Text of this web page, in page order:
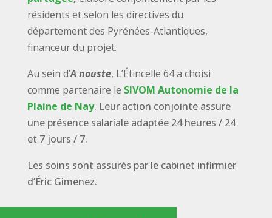
résidents et selon les directives du
département des Pyrénées-Atlantiques,
financeur du projet.
Au sein d’A nouste, L’Étincelle 64 a choisi
comme partenaire le SIVOM Autonomie de la
Plaine de Nay. Leur action conjointe assure
une présence salariale adaptée 24 heures / 24
et 7 jours / 7.
Les soins sont assurés par le cabinet infirmier
d’Éric Gimenez.